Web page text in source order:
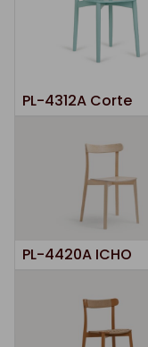
PL-4312A Corte
PL-4420A ICHO